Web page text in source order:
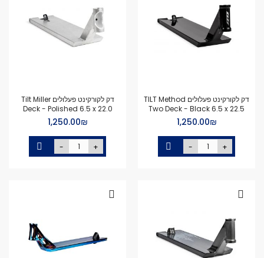
דק לקורקינט פעלולים TILT Method
Two Deck - Black 6.5 x 22.5
₪‏1,250.00
- +
דק לקורקינט פעלולים Tilt Miller
Deck - Polished 6.5 x 22.0
₪‏1,250.00
- +